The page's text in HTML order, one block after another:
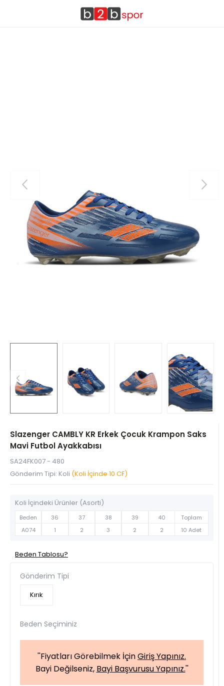
Slazenger CAMBLY KR Erkek Çocuk Krampon Saks
Mavi Futbol Ayakkabısı
SA24FK007 - 480
Gönderim Tipi: Koli (Koli İçinde 10 CF)
Koli İçindeki Ürünler (Asorti)
Beden 36 37 38 39 40
Toplam
A074
1 2 3 2 2 10 Adet
Beden Tablosu?
Gönderim Tipi
Kırık
Beden Seçiminiz
''Fiyatları Görebilmek İçinGiriş Yapınız.
Bayi Değilseniz, Bayi Başvurusu Yapınız.''